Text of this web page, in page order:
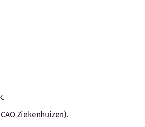
Ziekenhuizen).